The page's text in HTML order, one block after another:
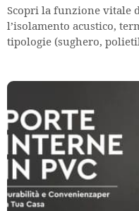
Scopri la funzione vitale
l’isolamento acustico,
tipologie (sughero,